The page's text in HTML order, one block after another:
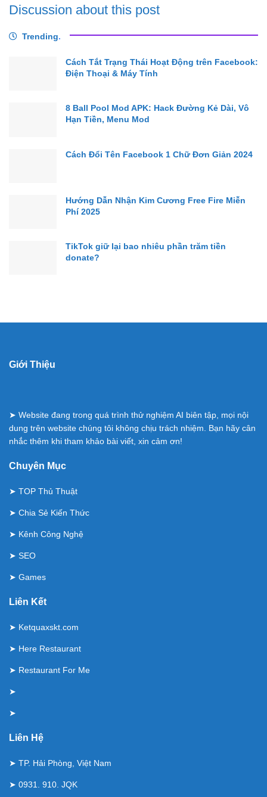
Discussion about this post
Trending.
Cách Tắt Trạng Thái Hoạt Động trên Facebook:
Điện Thoại & Máy Tính
8 Ball Pool Mod APK: Hack Đường Kẻ Dài, Vô
Hạn Tiền, Menu Mod
Cách Đổi Tên Facebook 1 Chữ Đơn Giản 2024
Hướng Dẫn Nhận Kim Cương Free Fire Miễn
Phí 2025
TikTok giữ lại bao nhiêu phần trăm tiền
donate?
Giới Thiệu
➤ Website đang trong quá trình thử nghiệm AI biên tập, mọi nội
dung trên website chúng tôi không chịu trách nhiệm. Bạn hãy cân
nhắc thêm khi tham khảo bài viết, xin cảm ơn!
Chuyên Mục
➤ TOP Thủ Thuật
➤ Chia Sẻ Kiến Thức
➤ Kênh Công Nghệ
➤ SEO
➤ Games
Liên Kết
➤ Ketquaxskt.com
➤ Here Restaurant
➤ Restaurant For Me
➤
➤
Liên Hệ
➤ TP. Hải Phòng, Việt Nam
➤ 0931. 910. JQK